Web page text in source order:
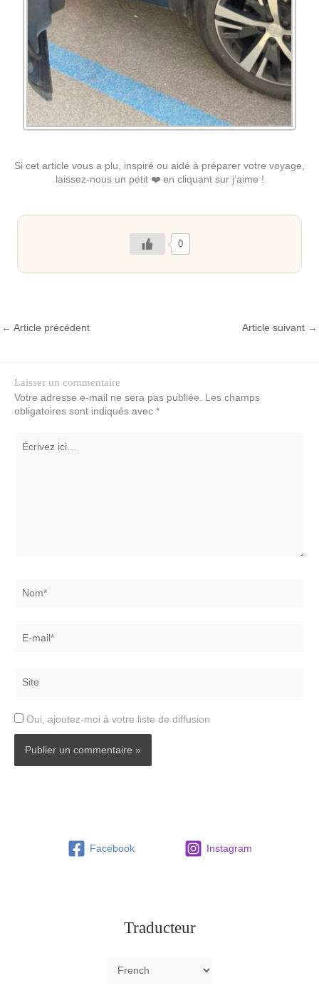
Si cet article vous a plu, inspiré ou aidé à préparer votre voyage,
laissez-nous un petit ❤️ en cliquant sur j’aime !
0
← Article précédent Article suivant →
Laisser un commentaire
Votre adresse e-mail ne sera pas publiée.
Les champs
obligatoires sont indiqués avec *
Écrivez
ici…
mail*
Oui, ajoutez-moi à votre liste de diffusion
Facebook Instagram
Traducteur